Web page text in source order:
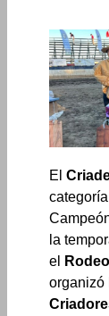
El
la
el